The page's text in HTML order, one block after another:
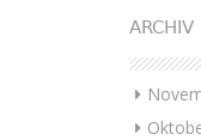
ARCHIV